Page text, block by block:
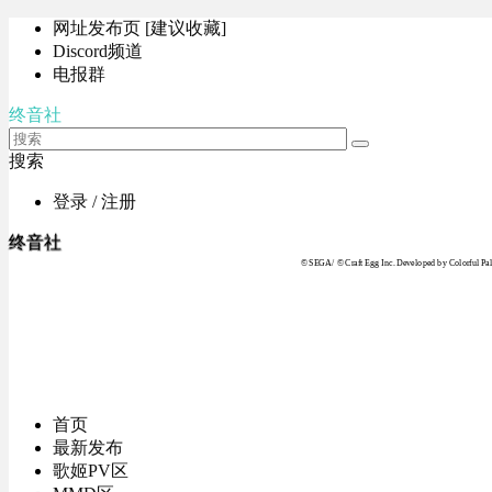
网址发布页 [建议收藏]
Discord频道
电报群
终音社
搜索
登录 / 注册
终音社
© SEGA / © Craft Egg Inc. Developed by Colorful
首页
最新发布
歌姬PV区